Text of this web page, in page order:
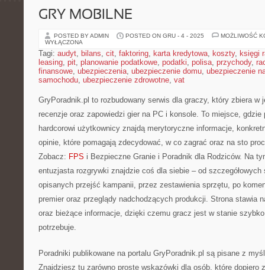
GRY MOBILNE
POSTED BY ADMIN POSTED ON GRU - 4 - 2025
MOŻLIWOŚĆ
WYŁĄCZONA
Tagi: audyt, bilans, cit, faktoring, karta kredytowa, koszty, księgi
leasing, pit, planowanie podatkowe, podatki, polisa, przychody,
finansowe, ubezpieczenia, ubezpieczenie domu, ubezpieczenie
samochodu, ubezpieczenie zdrowotne, vat
GryPoradnik.pl to rozbudowany serwis dla graczy, który zbiera w
recenzje oraz zapowiedzi gier na PC i konsole. To miejsce,
hardcorowi użytkownicy znajdą merytoryczne informacje,
opinie, które pomagają zdecydować, w co zagrać oraz na sto
Zobacz: FPS i Bezpieczne Granie i Poradnik dla Rodziców. Na
entuzjasta rozgrywki znajdzie coś dla siebie – od
opisanych przejść kampanii, przez zestawienia sprzętu, po
premier oraz przeglądy nadchodzących produkcji. Strona stawia
oraz bieżące informacje, dzięki czemu gracz jest w stanie
potrzebuje.
Poradniki publikowane na portalu GryPoradnik.pl są pisane z
Znajdziesz tu zarówno proste wskazówki dla osób, które dopiero